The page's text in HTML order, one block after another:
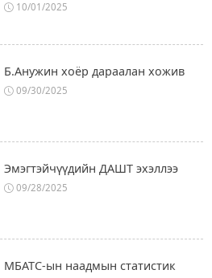
10/01/2025
Б.Анужин хоёр дараалан хожив
09/30/2025
Эмэгтэйчүүдийн ДАШТ эхэллээ
09/28/2025
МБАТС-ын наадмын статистик